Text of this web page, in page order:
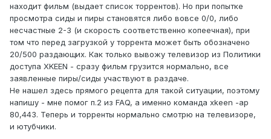
находит фильм (выдает список торрентов). Но при попытке
просмотра сиды и пиры становятся либо вовсе 0/0, либо
несчастные 2-3 (и скорость соответственно копеечная), при
том что перед загрузкой у торрента может быть обозначено
20/500 раздающих. Как только вывожу телевизор из Политики
доступа XKEEN - сразу фильм грузится нормально, все
заявленные пиры/сиды участвуют в раздаче.
Не нашел здесь прямого рецепта для такой ситуации, поэтому
напишу - мне помог п.2 из FAQ, а именно команда xkeen -ap
80,443. Теперь и торренты нормально смотрю на телевизоре,
и ютубчики.